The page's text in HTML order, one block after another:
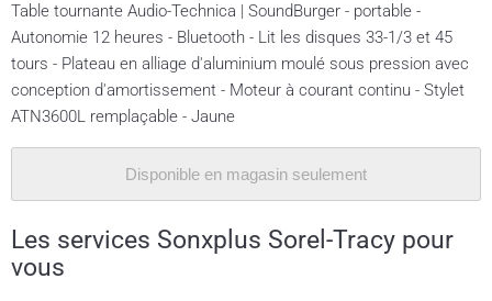
Table tournante Audio-Technica | SoundBurger - portable -
Autonomie 12 heures - Bluetooth - Lit les disques 33-1/3 et 45
tours - Plateau en alliage d'aluminium moulé sous pression avec
conception d'amortissement - Moteur à courant continu - Stylet
ATN3600L remplaçable - Jaune
Disponible en magasin seulement
Les services Sonxplus Sorel-Tracy pour
vous